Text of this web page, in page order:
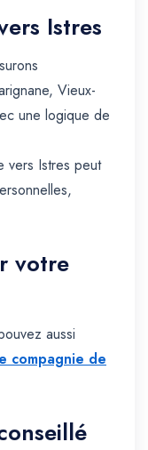
Istres
Vieux-
une logique de
vers Istres peut
votre
aussi
compagnie de